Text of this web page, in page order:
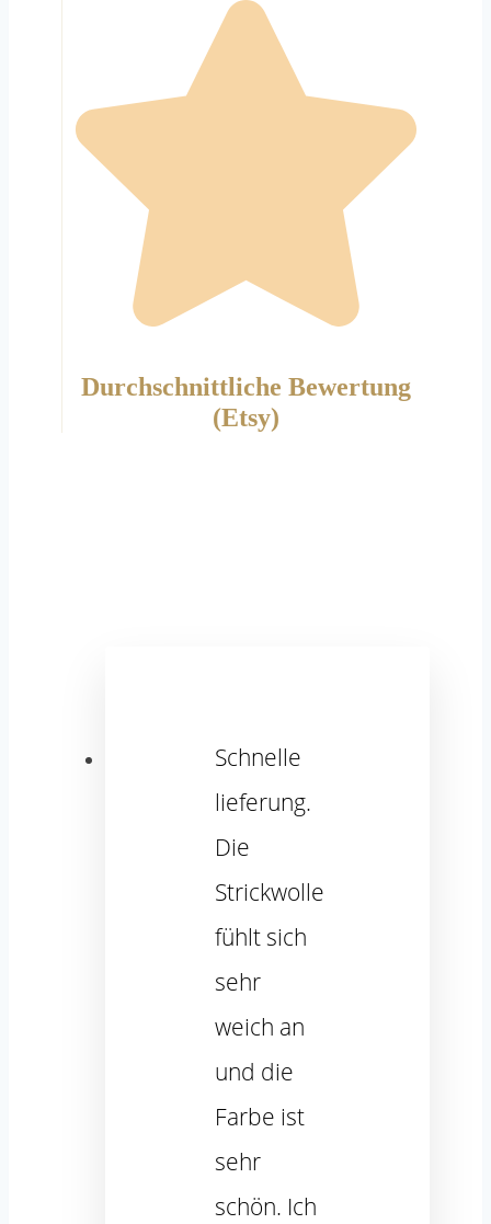
Durchschnittliche Bewertung
(Etsy)
Schnelle
lieferung.
Die
Strickwolle
fühlt sich
sehr
weich an
und die
Farbe ist
sehr
schön. Ich